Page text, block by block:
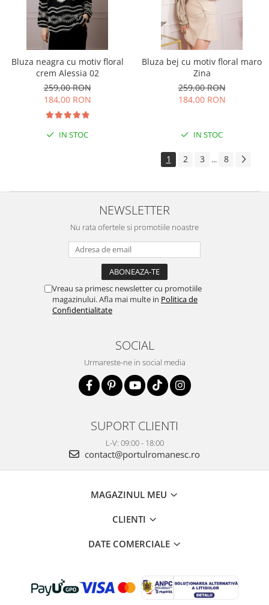
Bluza neagra cu motiv floral
crem Alessia 02
259,00 RON
184,00 RON
IN STOC
Bluza bej cu motiv floral maro
Zina
259,00 RON
184,00 RON
IN STOC
1 2 3 ... 8
NEWSLETTER
Nu rata ofertele si promotiile noastre
Vreau sa primesc newsletter cu promotiile
magazinului. Afla mai multe in Politica de
Confidentialitate
SOCIAL
Urmareste-ne in social media
SUPORT CLIENTI
L-V: 09:00 - 18:00
contact@portulromanesc.ro
MAGAZINUL MEU
CLIENTI
DATE COMERCIALE